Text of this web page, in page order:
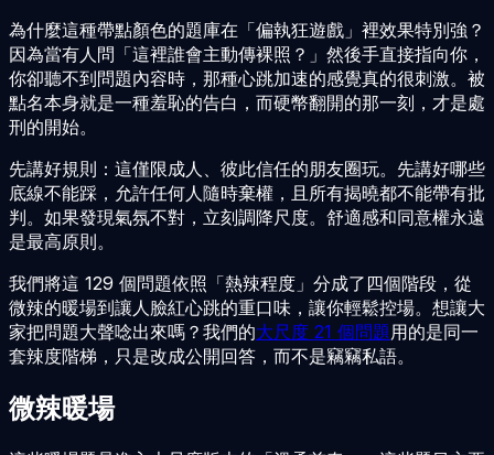
為什麼這種帶點顏色的題庫在「偏執狂遊戲」裡效果特別強？
因為當有人問「這裡誰會主動傳裸照？」然後手直接指向你，
你卻聽不到問題內容時，那種心跳加速的感覺真的很刺激。被
點名本身就是一種羞恥的告白，而硬幣翻開的那一刻，才是處
刑的開始。
先講好規則：這僅限成人、彼此信任的朋友圈玩。先講好哪些
底線不能踩，允許任何人隨時棄權，且所有揭曉都不能帶有批
判。如果發現氣氛不對，立刻調降尺度。舒適感和同意權永遠
是最高原則。
我們將這 129 個問題依照「熱辣程度」分成了四個階段，從
微辣的暖場到讓人臉紅心跳的重口味，讓你輕鬆控場。想讓大
家把問題大聲唸出來嗎？我們的大尺度 21 個問題 用的是同一
套辣度階梯，只是改成公開回答，而不是竊竊私語。
微辣暖場